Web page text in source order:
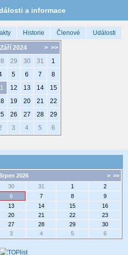
a informace
Historie Členové Události
> >>
Září 2024
29 30 31
1
5 6 7
8
12 13 14
15
19 20 21
22
26 27 28
29
3 4 5 6
> >>
2026
30 31 1
2
6 7 8
9
13 14 15
16
20 21 22
23
27 28 29
30
3 4 5 6